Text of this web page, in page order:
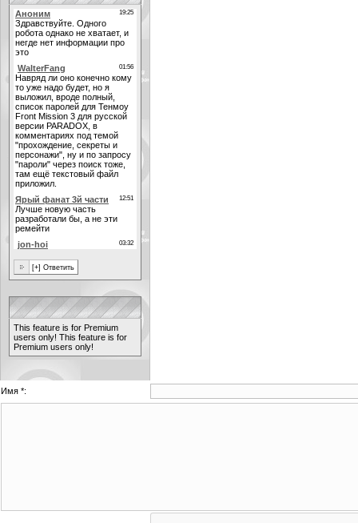
This feature is for Premium
users only! This feature is for
Premium users only!
Имя *: